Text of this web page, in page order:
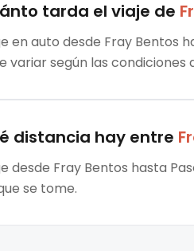
tarda el viaje de
en auto desde Fray Bentos
variar según las
distancia hay entre
desde Fray Bentos hasta
se tome.